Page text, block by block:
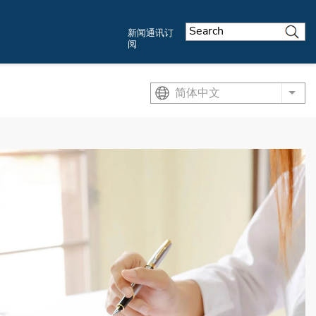
新闻通讯订
阅
简体中文 List